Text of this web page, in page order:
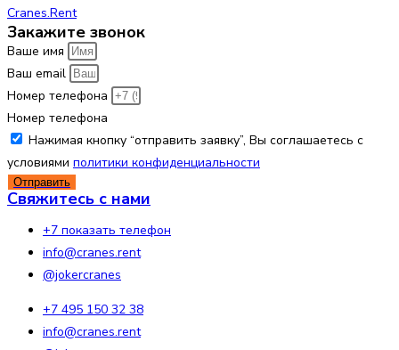
Cranes.Rent
Закажите звонок
Ваше имя
Ваш email
Номер телефона
Номер телефона
Нажимая кнопку “отправить заявку”, Вы соглашаетесь с
условиями политики конфиденциальности
Отправить
Свяжитесь с нами
+7 показать телефон
info@cranes.rent
@jokercranes
+7 495 150 32 38
info@cranes.rent